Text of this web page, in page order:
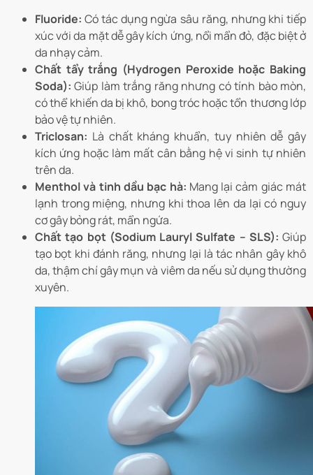
Fluoride: Có tác dụng ngừa sâu răng, nhưng khi tiếp
xúc với da mặt dễ gây kích ứng, nổi mẩn đỏ, đặc biệt ở
da nhạy cảm.
Chất tẩy trắng (Hydrogen Peroxide hoặc Baking
Soda): Giúp làm trắng răng nhưng có tính bào mòn,
có thể khiến da bị khô, bong tróc hoặc tổn thương lớp
bảo vệ tự nhiên.
Triclosan: Là chất kháng khuẩn, tuy nhiên dễ gây
kích ứng hoặc làm mất cân bằng hệ vi sinh tự nhiên
trên da.
Menthol và tinh dầu bạc hà: Mang lại cảm giác mát
lạnh trong miệng, nhưng khi thoa lên da lại có nguy
cơ gây bỏng rát, mẩn ngứa.
Chất tạo bọt (Sodium Lauryl Sulfate – SLS): Giúp
tạo bọt khi đánh răng, nhưng lại là tác nhân gây khô
da, thậm chí gây mụn và viêm da nếu sử dụng thường
xuyên.